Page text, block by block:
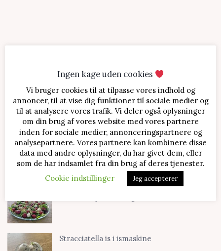
SENESTE OPSKRIFTER
Jordbærtærte med mascarponecreme
Klassisk cheesecake med kirsebær
Stracciatella is i ismaskine
Ingen kage uden cookies
Vi bruger cookies til at tilpasse vores indhold og
annoncer, til at vise dig funktioner til sociale medier og
til at analysere vores trafik. Vi deler også oplysninger
om din brug af vores website med vores partnere
inden for sociale medier, annonceringspartnere og
analysepartnere. Vores partnere kan kombinere disse
data med andre oplysninger, du har givet dem, eller
som de har indsamlet fra din brug af deres tjenester.
Cookie indstillinger
Jeg accepterer